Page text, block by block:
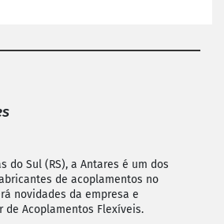
do Sul (RS), a Antares é um dos
de acoplamentos no
novidades da empresa e
de Acoplamentos Flexíveis.